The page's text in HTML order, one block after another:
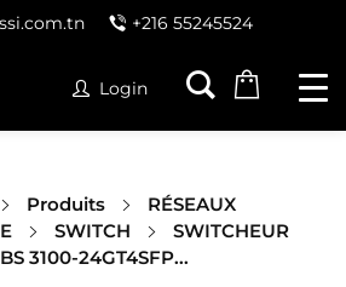
+216 55245524
Login
Produits
RÉSEAUX
SWITCH
SWITCHEUR
3100-24GT4SFP...